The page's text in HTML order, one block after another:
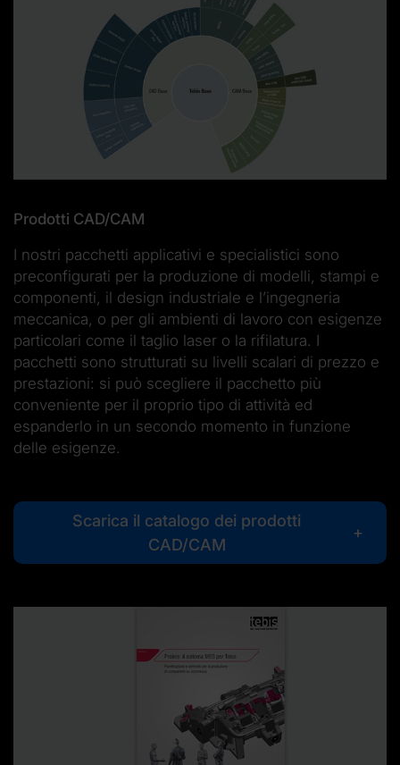
Prodotti CAD/CAM
I nostri pacchetti applicativi e specialistici sono
preconfigurati per la produzione di modelli, stampi e
componenti, il design industriale e l’ingegneria
meccanica, o per gli ambienti di lavoro con esigenze
particolari come il taglio laser o la rifilatura. I
pacchetti sono strutturati su livelli scalari di prezzo e
prestazioni: si può scegliere il pacchetto più
conveniente per il proprio tipo di attività ed
espanderlo in un secondo momento in funzione
delle esigenze.
Scarica il catalogo dei prodotti
CAD/CAM